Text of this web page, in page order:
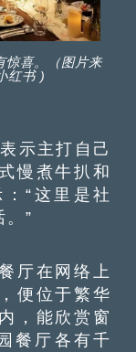
惊喜。（图片来
红书 )
示主打自己
慢煮牛扒和
“这里是社
”
在网络上
便位于繁华
，能欣赏窗
餐厅各有千